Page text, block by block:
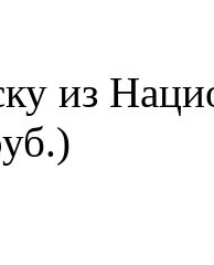
из